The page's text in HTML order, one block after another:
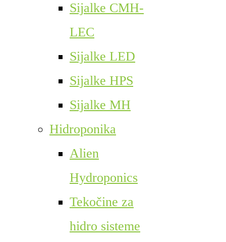
Sijalke CMH-
LEC
Sijalke LED
Sijalke HPS
Sijalke MH
Hidroponika
Alien
Hydroponics
Tekočine za
hidro sisteme